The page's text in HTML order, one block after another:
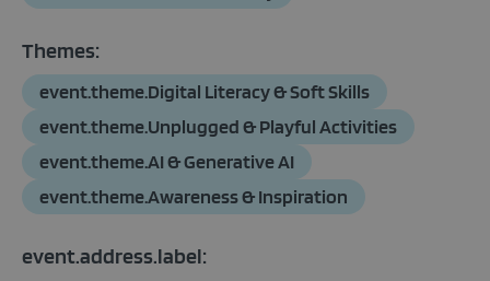
Themes:
event.theme.Digital Literacy & Soft Skills
event.theme.Unplugged & Playful Activities
event.theme.AI & Generative AI
event.theme.Awareness & Inspiration
event.address.label: